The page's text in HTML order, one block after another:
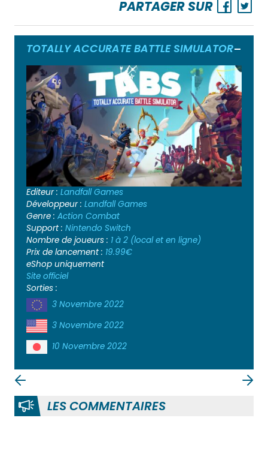
PARTAGER SUR
TOTALLY ACCURATE BATTLE SIMULATOR
Editeur : Landfall Games
Développeur : Landfall Games
Genre : Action Combat
Support : Nintendo Switch
Nombre de joueurs : 1 à 2 (local et en ligne)
Prix de lancement : 19.99€
eShop uniquement
Site officiel
Sorties :
3 Novembre 2022
3 Novembre 2022
10 Novembre 2022
LES COMMENTAIRES